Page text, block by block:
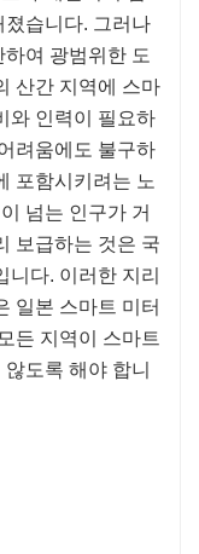
습니다. 그러나
여 광범위한 도
산간 지역에 스마
와 인력이 필요하
려움에도 불구하
포함시키려는 노
넘는 인구가 거
보급하는 것은 국
니다. 이러한 지리
일본 스마트 미터
든 지역이 스마트
도록 해야 합니